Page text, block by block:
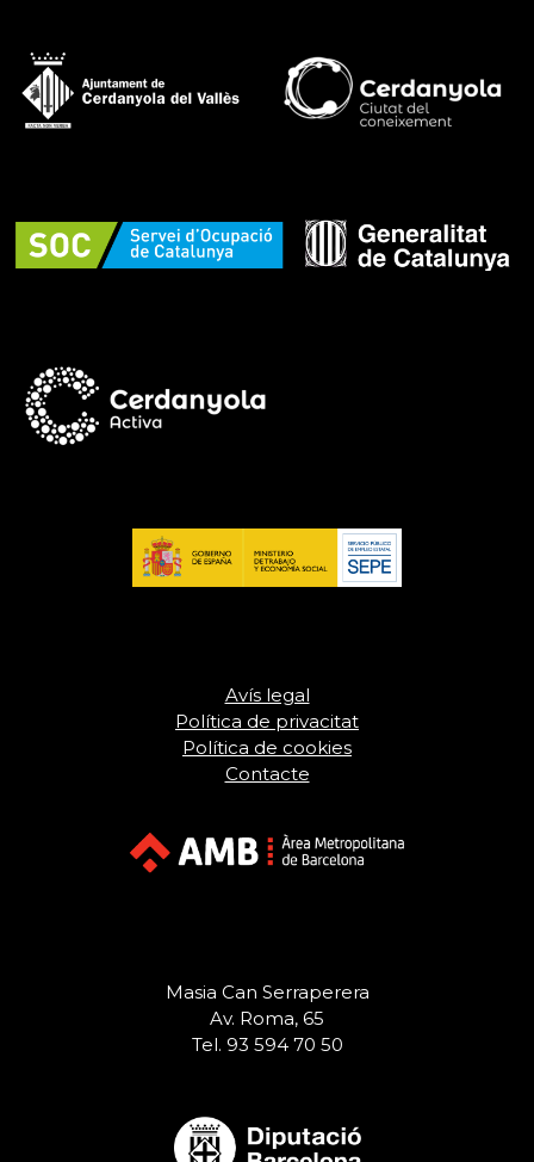
Avís legal
Política de privacitat
Política de cookies
Contacte
Masia Can Serraperera
Av. Roma, 65
Tel. 93 594 70 50